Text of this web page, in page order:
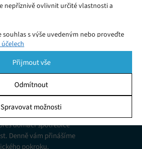
nepříznivě ovlivnit určité vlastnosti a
s výše uvedeným nebo proveďte
volby budou použity pouze na tomto
cookies nebo kliknutím na tlačítko
části obrazovky.
k informacím v zařízení, Porozumění
statistik nebo kombinací údajů z
Přijmout vše
Odmítnout
Spravovat možnosti
technologické novinky
domácí spotřebiče
Denně vám přinášíme
pokroku,